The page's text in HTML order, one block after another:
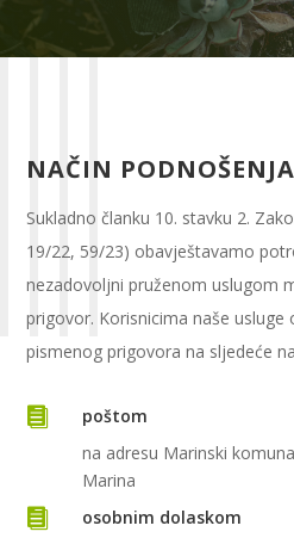
NAČIN
Sukladno članku 10. stavku 2.
19/22, 59/23) obavještavamo
nezadovoljni pruženom uslugom
prigovor. Korisnicima naše
pismenog prigovora na sljedeće

poštom
na adresu Marinski
Marina

osobnim dolaskom